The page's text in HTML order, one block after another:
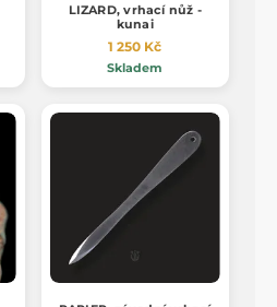
LIZARD, vrhací nůž -
kunai
1 250 Kč
Skladem